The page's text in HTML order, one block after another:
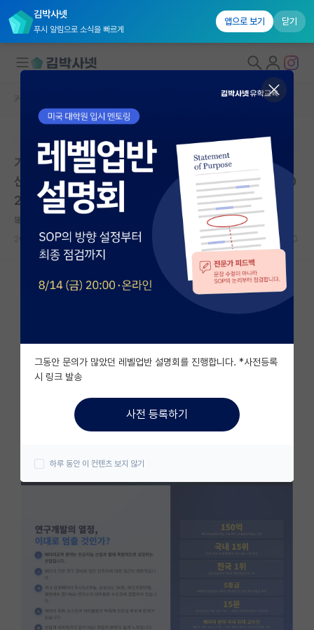
김박사넷
푸시 알림으로 소식을 빠르게
앱으로 보기 닫기
대학원생 모집
국내대학원 정보
연구실&오픈랩
커뮤니티
커뮤니티 홈
전체글보기
베스트 게시판
자유 게시판(아무개랩)
미국 유학 게시판
미국 대학원 합격 후기 게시판
대학원생 모집 게시판
연구실(PI) 홍보 게시판
임용 정보 게시판
학부 인턴 게시판
취업 게시판
임용 후기 게시판
커뮤니티 홈
본문이 수정되지 않는 박제글입니다.
가천대학교 배터리특성화대학원 2026학년도 후기 2차
신입생 모집 | 가천대학교 배터리특성화대학원 | 마감: 20
26.07.14. 23:59
똑똑한 카를 가우스
2026.07.08 0 1415
그동안 문의가 많았던 레벨업반 설명회를 진행합니다. *사전등록
시 링크 발송
사전 등록하기
하루 동안 이 컨텐츠 보지 않기